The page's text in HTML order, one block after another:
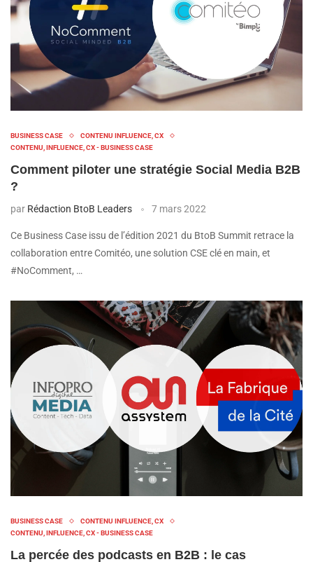
BUSINESS CASE
CONTENU INFLUENCE, CX
CONTENU, INFLUENCE, CX - BUSINESS CASE
Comment piloter une stratégie Social Media B2B
?
par Rédaction BtoB Leaders 7 mars 2022
Ce Business Case issu de l’édition 2021 du BtoB Summit retrace la
collaboration entre Comitéo, une solution CSE clé en main, et
#NoComment, …
BUSINESS CASE
CONTENU INFLUENCE, CX
CONTENU, INFLUENCE, CX - BUSINESS CASE
La percée des podcasts en B2B : le cas